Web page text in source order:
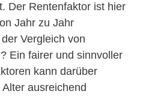
Der Rentenfaktor ist hier
Jahr zu Jahr
Vergleich von
Ein fairer und sinnvoller
kann darüber
ausreichend